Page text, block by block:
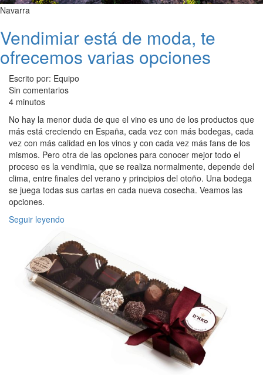
Navarra
Vendimiar está de moda, te
ofrecemos varias opciones
Escrito por: Equipo
Sin comentarios
4 minutos
No hay la menor duda de que el vino es uno de los productos que
más está creciendo en España, cada vez con más bodegas, cada
vez con más calidad en los vinos y con cada vez más fans de los
mismos. Pero otra de las opciones para conocer mejor todo el
proceso es la vendimia, que se realiza normalmente, depende del
clima, entre finales del verano y principios del otoño. Una bodega
se juega todas sus cartas en cada nueva cosecha. Veamos las
opciones.
Seguir leyendo